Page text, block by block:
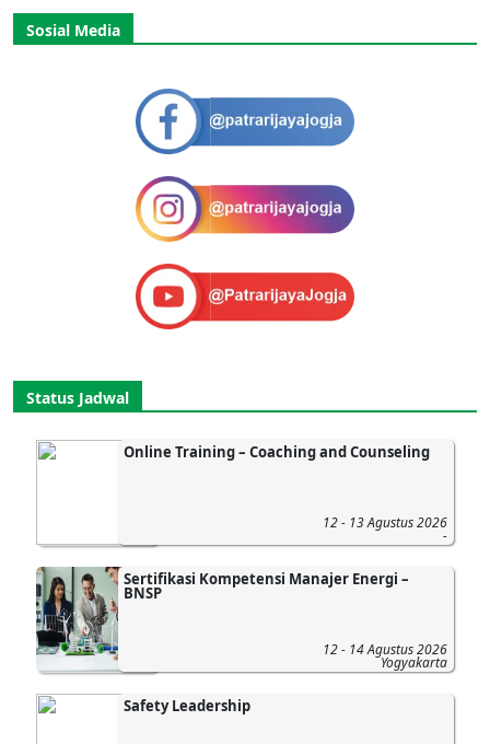
Sosial Media
Status Jadwal
Online Training – Coaching and Counseling
12 - 13 Agustus 2026
-
Sertifikasi Kompetensi Manajer Energi –
BNSP
12 - 14 Agustus 2026
Yogyakarta
Safety Leadership